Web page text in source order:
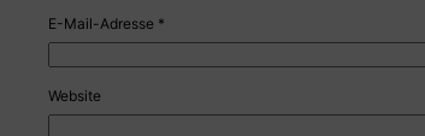
E-Mail-Adresse *
Website